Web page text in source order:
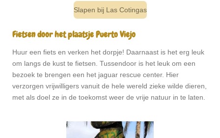
Slapen bij Las Cotingas
Fietsen door het plaatsje Puerto Viejo
Huur een fiets en verken het dorpje! Daarnaast is het erg leuk
om langs de kust te fietsen. Tussendoor is het leuk om een
bezoek te brengen een het jaguar rescue center. Hier
verzorgen vrijwilligers vanuit de hele wereld zieke wilde dieren,
met als doel ze in de toekomst weer de vrije natuur in te laten.